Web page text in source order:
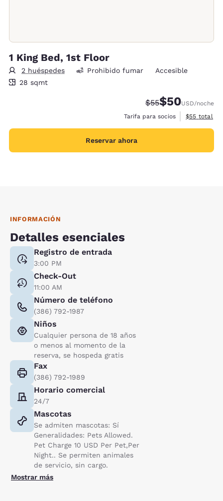
1 King Bed, 1st Floor
2 huéspedes
28 metros cuadrados
Prohibido fumar
Accesible
28 sqmt
Precio tachado:
$55Precio con
$50USD/noche
Tarifa para socios
Ver
$55 total
Reservar ahora
INFORMACIÓN
Detalles esenciales
Registro de entrada
3:00 PM
Check-Out
11:00 AM
Número de teléfono
(386) 792-1987
Niños
Cualquier persona de 18 años
o menos al momento de la
reserva, se hospeda gratis
Fax
(386) 792-1989
Horario comercial
24/7
Mascotas
Se admiten mascotas: Sí
Generalidades: Pets Allowed.
Pet Charge 10 USD Per Pet,Per
Night.. Se permiten animales
de servicio, sin cargo.
Mostrar más